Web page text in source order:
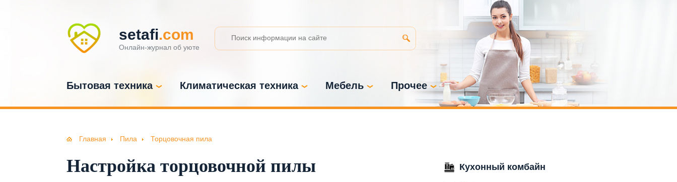
setafi.com
Онлайн-журнал об уюте
Бытовая техника Климатическая техника Мебель Прочее
Главная Пила Торцовочная пила
Настройка торцовочной пилы Кухонный комбайн